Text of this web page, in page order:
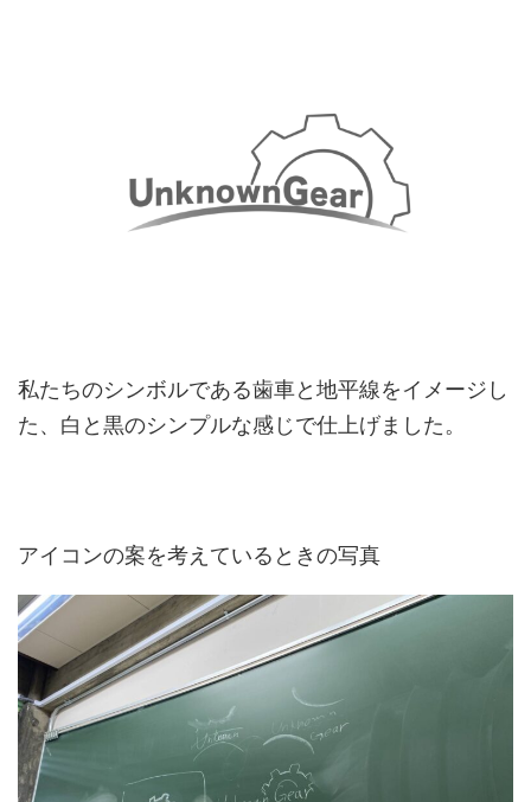
私たちのシンボルである歯車と地平線をイメージし
た、白と黒のシンプルな感じで仕上げました。
アイコンの案を考えているときの写真